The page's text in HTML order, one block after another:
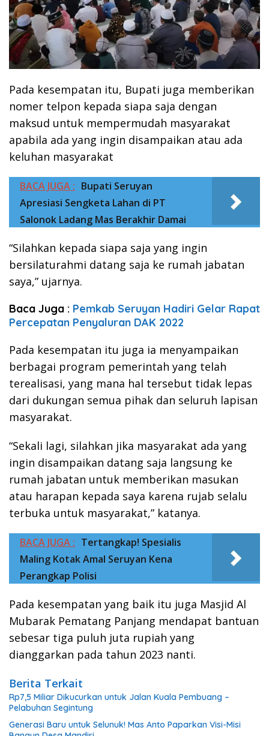
Pada kesempatan itu, Bupati juga memberikan
nomer telpon kepada siapa saja dengan
maksud untuk mempermudah masyarakat
apabila ada yang ingin disampaikan atau ada
keluhan masyarakat
BACA JUGA : Bupati Seruyan
Apresiasi Sengketa Lahan di PT
Salonok Ladang Mas Berakhir Damai
“Silahkan kepada siapa saja yang ingin
bersilaturahmi datang saja ke rumah jabatan
saya,” ujarnya.
Baca Juga : Pemkab Seruyan Hadiri Gelar Rapat
Percepatan Penyaluran DAK 2022
Pada kesempatan itu juga ia menyampaikan
berbagai program pemerintah yang telah
terealisasi, yang mana hal tersebut tidak lepas
dari dukungan semua pihak dan seluruh lapisan
masyarakat.
“Sekali lagi, silahkan jika masyarakat ada yang
ingin disampaikan datang saja langsung ke
rumah jabatan untuk memberikan masukan
atau harapan kepada saya karena rujab selalu
terbuka untuk masyarakat,” katanya.
BACA JUGA : Tertangkap! Spesialis
Maling Kotak Amal Seruyan Kena
Perangkap Polisi
Pada kesempatan yang baik itu juga Masjid Al
Mubarak Pematang Panjang mendapat bantuan
sebesar tiga puluh juta rupiah yang
dianggarkan pada tahun 2023 nanti.
Berita Terkait
Rp7,5 Miliar Dikucurkan untuk Jalan Kuala Pembuang –
Pelabuhan Segintung
Generasi Baru untuk Selunuk! Mas Anto Paparkan Visi-Misi